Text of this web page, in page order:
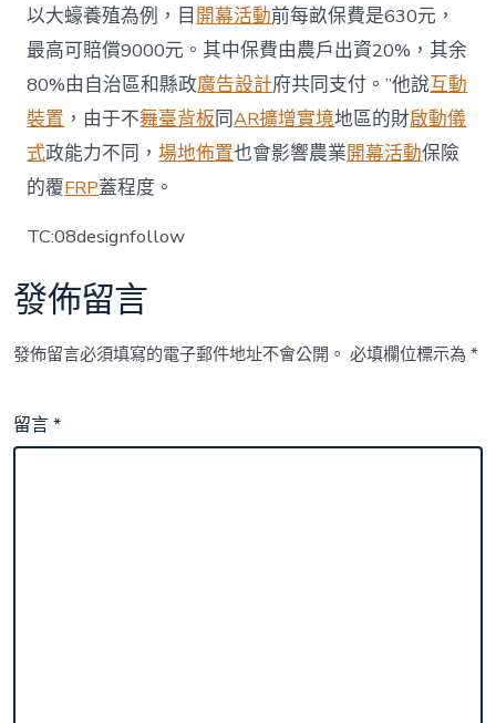
以大蠔養殖為例，目 開幕活動前每畝保費是630元，
最高可賠償9000元。其中保費由農戶出資20%，其余
80%由自治區和縣政廣告設計府共同支付。”他說互動
裝置 ，由于不舞臺背板同AR擴增實境地區的財啟動儀
式政能力不同，場地佈置也會影響農業開幕活動保險
的覆FRP蓋程度。
TC:08designfollow
發佈留言
發佈留言必須填寫的電子郵件地址不會公開。 必填欄位標示為*
留言*